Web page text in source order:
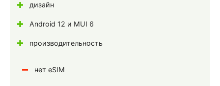
дизайн
Android 12 и MUI 6
производительность
нет eSIM